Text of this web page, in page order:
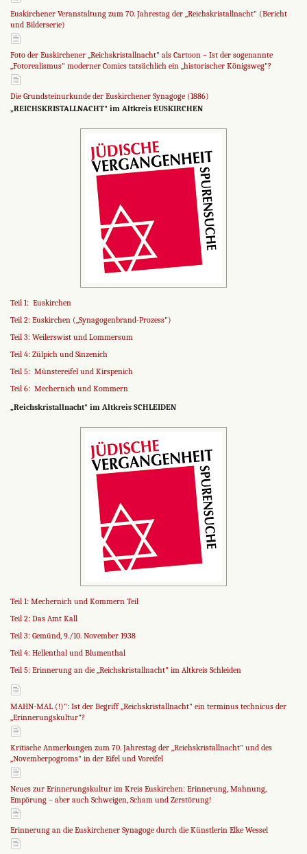
Euskirchener Veranstaltung zum 70. Jahrestag der „Reichskristallnacht" (Bericht
und Bilderserie)
Foto der Euskirchener „Reichskristallnacht" als Cartoon – Ist der sogenannte
„Fotorealismus" moderner Comics tatsächlich ein „historischer Königsweg"?
Die Grundsteinurkunde der Euskirchener Synagoge (1886)
„REICHSKRISTALLNACHT" im Altkreis EUSKIRCHEN
Teil 1: Euskirchen
Teil 2: Euskirchen („Synagogenbrand-Prozess")
Teil 3: Weilerswist und Lommersum
Teil 4: Zülpich und Sinzenich
Teil 5: Münstereifel und Kirspenich
Teil 6: Mechernich und Kommern
„Reichskristallnacht" im Altkreis SCHLEIDEN
Teil 1: Mechernich und Kommern Teil
Teil 2: Das Amt Kall
Teil 3: Gemünd, 9./10. November 1938
Teil 4: Hellenthal und Blumenthal
Teil 5: Erinnerung an die „Reichskristallnacht" im Altkreis Schleiden
MAHN-MAL (!)": Ist der Begriff „Reichskristallnacht" ein terminus technicus der
„Erinnerungskultur"?
Kritische Anmerkungen zum 70. Jahrestag der „Reichskristallnacht" und des
„Novemberpogroms" in der Eifel und Voreifel
Neues zur Erinnerungskultur im Kreis Euskirchen: Erinnerung, Mahnung,
Empörung – aber auch Schweigen, Scham und Zerstörung!
Erinnerung an die Euskirchener Synagoge durch die Künstlerin Elke Wessel